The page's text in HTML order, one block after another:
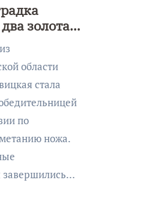
золота
Азии по
области
стала
по
ножа.
завершились…